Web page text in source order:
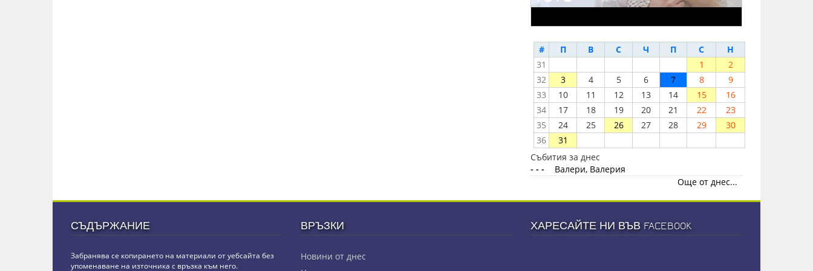
# П В С Ч П С
Н
31
1
2
32
3 4 5 6 7 8
9
33
10 11 12 13 14 15
16
34
17 18 19 20 21 22
23
35
24 25 26 27 28 29
30
36
31
Събития за днес
- - -
Валери, Валерия
Още от днес...
СЪДЪРЖАНИЕ
Забранява се копирането на материали от уебсайта без
упоменаване на източника с връзка към него.
ВРЪЗКИ
Новини от днес
ХАРЕСАЙТЕ НИ ВЪВ FACEBOOK